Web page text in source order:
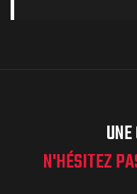
N'HÉSITEZ